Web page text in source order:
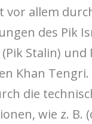
vor allem
des Pik
Stalin) und
Khan
die
wie z. B.